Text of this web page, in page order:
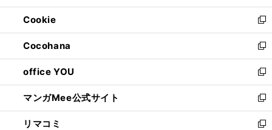
開
く
ウ
で
開
く
ン
ド
ウ
で
開
く
ウ
ィ
ン
ド
ウ
で
開
く
Cookie
新
し
い
ウ
ィ
ン
ド
ウ
で
Cocohana
新
し
い
ウ
ィ
ン
ド
office YOU
新
し
い
ウ
ィ
マンガMee公式サイト
新
し
い
リマコミ 新